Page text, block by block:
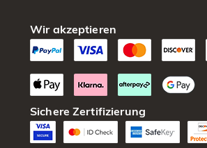
Wir akzeptieren
Sichere Zertifizierung